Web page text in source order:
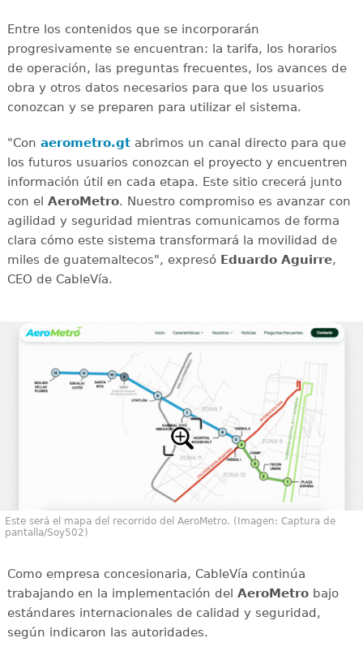
Entre los contenidos que se incorporarán
progresivamente se encuentran: la tarifa, los horarios
de operación, las preguntas frecuentes, los avances de
obra y otros datos necesarios para que los usuarios
conozcan y se preparen para utilizar el sistema.
"Con aerometro.gtabrimos un canal directo para que
los futuros usuarios conozcan el proyecto y encuentren
información útil en cada etapa. Este sitio crecerá junto
con el AeroMetro. Nuestro compromiso es avanzar con
agilidad y seguridad mientras comunicamos de forma
clara cómo este sistema transformará la movilidad de
miles de guatemaltecos", expresó Eduardo Aguirre,
CEO de CableVía.
Este será el mapa del recorrido del AeroMetro. (Imagen: Captura de
pantalla/Soy502)
Como empresa concesionaria, CableVía continúa
trabajando en la implementación del AeroMetrobajo
estándares internacionales de calidad y seguridad,
según indicaron las autoridades.